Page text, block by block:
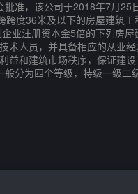
准，该公司于2018年7月
度36米及以下的房屋建筑
注册资本金5倍的下列房
人员，并具备相应的从业
和建筑市场秩序，保证建
分为四个等级，特级一级二